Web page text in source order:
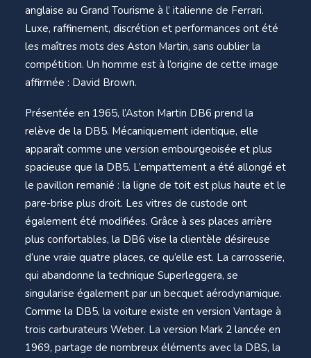
anglaise au Grand Tourisme à l’ italienne de Ferrari.
Luxe, raffinement, discrétion et performances ont été
les maîtres mots des Aston Martin, sans oublier la
compétition. Un homme est à l’origine de cette image
affirmée : David Brown.
Présentée en 1965, l’Aston Martin DB6 prend la
relève de la DB5. Mécaniquement identique, elle
apparaît comme une version embourgeoisée et plus
spacieuse que la DB5. L’empattement a été allongé et
le pavillon remanié : la ligne de toit est plus haute et le
pare-brise plus droit. Les vitres de custode ont
également été modifiées. Grâce à ses places arrière
plus confortables, la DB6 vise la clientèle désireuse
d’une vraie quatre places, ce qu’elle est. La carrosserie,
qui abandonne la technique Superleggera, se
singularise également par un becquet aérodynamique.
Comme la DB5, la voiture existe en version Vantage à
trois carburateurs Weber. La version Mark 2 lancée en
1969, partage de nombreux éléments avec la DBS, la